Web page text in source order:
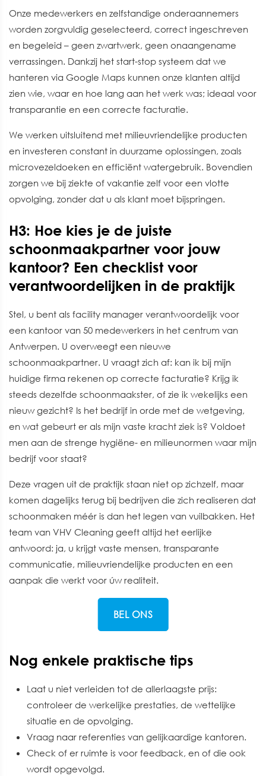
Onze medewerkers en zelfstandige onderaannemers
worden zorgvuldig geselecteerd, correct ingeschreven
en begeleid – geen zwartwerk, geen onaangename
verrassingen. Dankzij het start-stop systeem dat we
hanteren via Google Maps kunnen onze klanten altijd
zien wie, waar en hoe lang aan het werk was; ideaal voor
transparantie en een correcte facturatie.
We werken uitsluitend met milieuvriendelijke producten
en investeren constant in duurzame oplossingen, zoals
microvezeldoeken en efficiënt watergebruik. Bovendien
zorgen we bij ziekte of vakantie zelf voor een vlotte
opvolging, zonder dat u als klant moet bijspringen.
H3: Hoe kies je de juiste
schoonmaakpartner voor jouw
kantoor? Een checklist voor
verantwoordelijken in de praktijk
Stel, u bent als facility manager verantwoordelijk voor
een kantoor van 50 medewerkers in het centrum van
Antwerpen. U overweegt een nieuwe
schoonmaakpartner. U vraagt zich af: kan ik bij mijn
huidige firma rekenen op correcte facturatie? Krijg ik
steeds dezelfde schoonmaakster, of zie ik wekelijks een
nieuw gezicht? Is het bedrijf in orde met de wetgeving,
en wat gebeurt er als mijn vaste kracht ziek is? Voldoet
men aan de strenge hygiëne- en milieunormen waar mijn
bedrijf voor staat?
Deze vragen uit de praktijk staan niet op zichzelf, maar
komen dagelijks terug bij bedrijven die zich realiseren dat
schoonmaken méér is dan het legen van vuilbakken. Het
team van VHV Cleaning geeft altijd het eerlijke
antwoord: ja, u krijgt vaste mensen, transparante
communicatie, milieuvriendelijke producten en een
aanpak die werkt voor úw realiteit.
BEL ONS
Nog enkele praktische tips
Laat u niet verleiden tot de allerlaagste prijs:
controleer de werkelijke prestaties, de wettelijke
situatie en de opvolging.
Vraag naar referenties van gelijkaardige kantoren.
Check of er ruimte is voor feedback, en of die ook
wordt opgevolgd.